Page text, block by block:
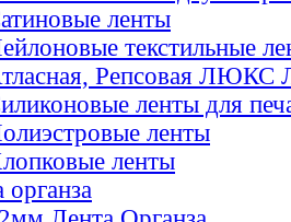
ленты
текстильные
Репсовая ЛЮКС
ленты для
ленты
ленты
органза